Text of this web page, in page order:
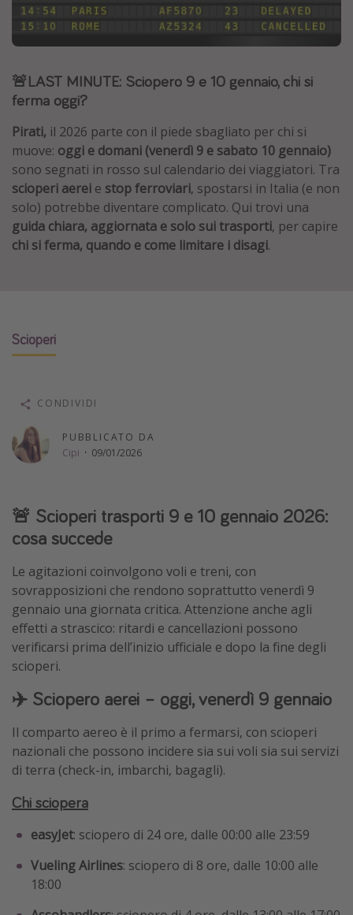
Grecia
Baleari
Egitto
Tunisia
Canarie
Capo Verde
Tipo di vacanza
Vacanze last minute
Last minute capodanno
Vacanze al mare
Viaggi per single
Calendario di viaggio
Città più visitate
🚨LAST MINUTE: Sciopero 9 e 10 gennaio, chi si
ferma oggi?
Pirati, il 2026 parte con il piede sbagliato per chi si
muove: oggi e domani (venerdì 9 e sabato 10 gennaio)
sono segnati in rosso sul calendario dei viaggiatori. Tra
scioperi aerei e stop ferroviari, spostarsi in Italia (e non
solo) potrebbe diventare complicato. Qui trovi una
guida chiara, aggiornata e solo sui trasporti, per capire
chi si ferma, quando e come limitare i disagi.
Scioperi
PUBBLICATO DA
Cipi · 09/01/2026
CONDIVIDI
🚨 Scioperi trasporti 9 e 10 gennaio 2026:
cosa succede
Le agitazioni coinvolgono voli e treni, con
sovrapposizioni che rendono soprattutto venerdì 9
gennaio una giornata critica. Attenzione anche agli
effetti a strascico: ritardi e cancellazioni possono
verificarsi prima dell’inizio ufficiale e dopo la fine degli
scioperi.
✈️ Sciopero aerei – oggi, venerdì 9 gennaio
Il comparto aereo è il primo a fermarsi, con scioperi
nazionali che possono incidere sia sui voli sia sui servizi
di terra (check-in, imbarchi, bagagli).
Chi sciopera
easyJet: sciopero di 24 ore, dalle 00:00 alle 23:59
Vueling Airlines: sciopero di 8 ore, dalle 10:00 alle
18:00